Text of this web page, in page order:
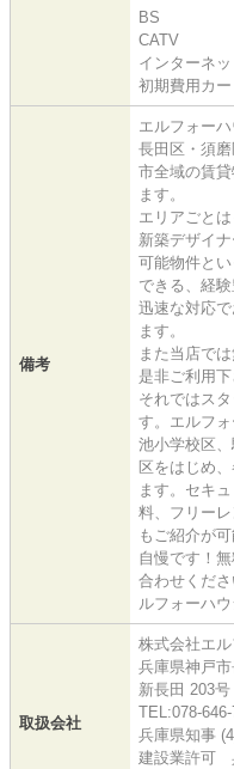
BS
CATV
インターネ
初期費用カ
備考
エルフォー
長田区・須
市全域の賃
ます。
エリアごと
新築デザイ
可能物件と
できる、経
迅速な対応
ます。
また当店で
是非ご利用下
それではス
す。エルフ
池小学校区
区をはじめ
ます。セキ
料、フリー
もご紹介が
自慢です！
合わせくだ
ルフォーハウ
取扱会社
株式会社エ
兵庫県神戸
新長田 203号
TEL:078-
兵庫県知事
建設業許可